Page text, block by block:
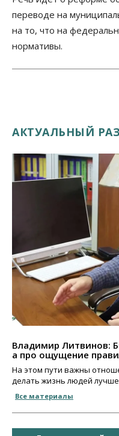
переводе на
на то, что на
нормативы.
АКТУАЛЬНЫЙ
Владимир Литвинов:
а про ощущение
На этом пути важны
делать жизнь людей лучше
Все материалы